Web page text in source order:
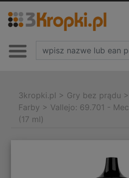
3kropki.pl > Gry bez prądu >
Farby > Vallejo: 69.701 -
(17 ml)